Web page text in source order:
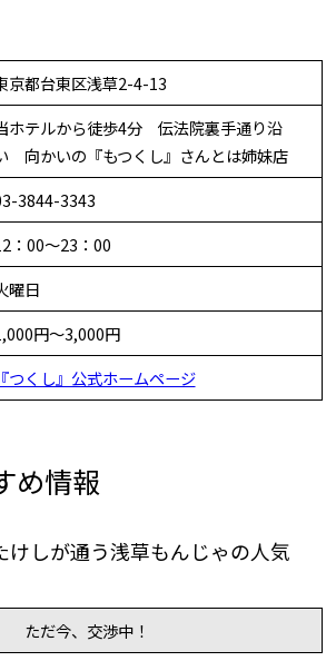
京都台東区浅草2-4-13
ホテルから徒歩4分 伝法院裏手通り沿
向かいの『もつくし』さんとは姉妹店
3844-3343
：00〜23：00
曜日
円〜3,000円
『つくし』公式ホームページ
め情報
けしが通う浅草もんじゃの人気
ただ今、交渉中！